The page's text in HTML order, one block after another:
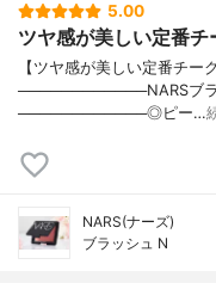
5.00
ツヤ感が美しい定番チ
【ツヤ感が美しい定番チー
────────────NARSブ
────────────◎ピー…
NARS(ナーズ)
ブラッシュ N